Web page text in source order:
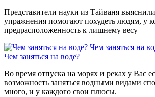
Представители науки из Тайваня
упражнения помогают похудеть людям, у
предрасположенность к лишнему весу
Чем заняться на
Чем заняться на воде?
Во время отпуска на морях и реках у Вас
возможность заняться водными видами
много, и у каждого свои плюсы.